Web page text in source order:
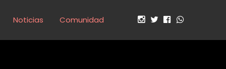
Noticias Comunidad